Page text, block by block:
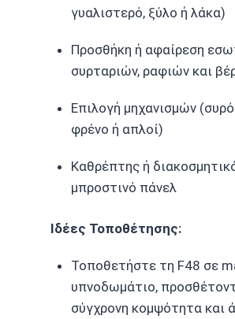
γυαλιστερό, ξύλο ή λάκα)
Προσθήκη ή αφαίρεση
συρταριών, ραφιών και
Επιλογή μηχανισμών
φρένο ή απλοί)
Καθρέπτης ή
μπροστινό πάνελ
Ιδέες Τοποθέτησης:
Τοποθετήστε τη F48 σε
υπνοδωμάτιο,
σύγχρονη κομψότητα και